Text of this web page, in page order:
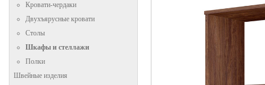
Кровати-чердаки
Двухъярусные кровати
Столы
Шкафы и стеллажи
Полки
Швейные изделия